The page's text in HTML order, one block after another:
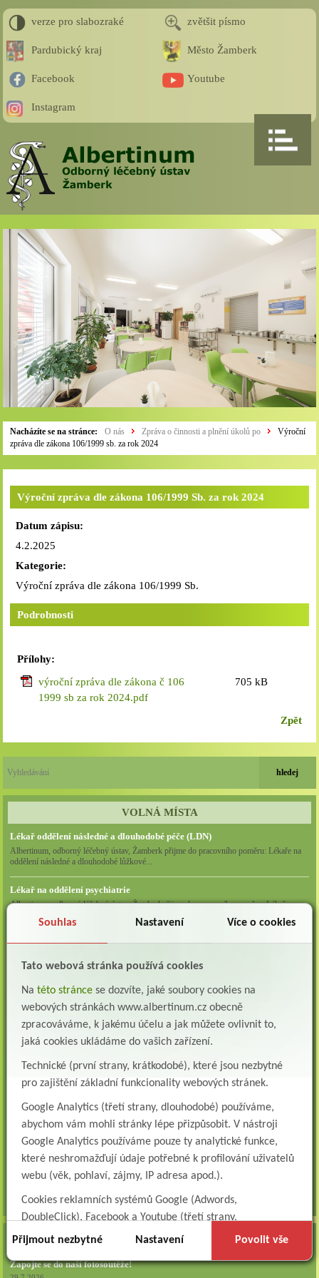
verze pro slabozraké zvětšit písmo
Pardubický kraj Město Žamberk
Facebook Youtube
Instagram
Nacházíte se na stránce: O nás Zpráva o činnosti a plnění úkolů po
Výroční
zpráva dle zákona 106/1999 sb. za rok 2024
Výroční zpráva dle zákona 106/1999 Sb. za rok 2024
Datum zápisu:
4.2.2025
Kategorie:
Výroční zpráva dle zákona 106/1999 Sb.
Podrobnosti
Přílohy:
výroční zpráva dle zákona č 106
1999 sb za rok 2024.pdf
705 kB
Zpět
VOLNÁ MÍSTA
Lékař oddělení následné a dlouhodobé péče (LDN)
Albertinum, odborný léčebný ústav, Žamberk přijme do pracovního poměru: Lékaře na
oddělení následné a dlouhodobé lůžkové...
Lékař na oddělení psychiatrie
Albertinum, odborný léčebný ústav, Žamberkpřijme do pracovního poměru: Lékaře na
Lékař oddělení pneumologie a ftizeologie (plicní oddělení)
oddělení pneumologie a ftizeologie (pl...
Všeobecná/praktická sestra na LDN
Přidejte se k nám Do našeho týmu přijmeme všeobecnou nebo praktickou sestru na
lůžkové oddělení následné a dlouhodobé pé...
Všeobecná sestra na plicní oddělení
Albertinum, odborný léčebný ústav, přijme do pracovního poměru: VŠEOBECNÁ
Logoped/klinický logoped
Albertinum, OLÚ, Žamberk přijme
KLINICKÉHO LOGOPEDA Nab...
Ergoterapeut/ka
Albertinum, odborný léčebný ústav, přijme do pracovního
poměru: ERGOTERAPEUTA, EGOTERAPEUTKU Požadujeme:odbornou způsobi...
všechna volná místa »
AKTUALITY
Zapojte se do naší fotosoutěže!
Souhlas Nastavení Více o cookies
Tato webová stránka používá cookies
Na této stránce se dozvíte, jaké soubory cookies na
webových stránkách www.albertinum.cz obecně
zpracováváme, k jakému účelu a jak můžete ovlivnit to,
jaká cookies ukládáme do vašich zařízení.
Technické (první strany, krátkodobé), které jsou nezbytné
pro zajištění základní funkcionality webových stránek.
Google Analytics (třetí strany, dlouhodobé) používáme,
abychom vám mohli stránky lépe přizpůsobit. V nástroji
Google Analytics používáme pouze ty analytické funkce,
které neshromažďují údaje potřebné k profilování uživatelů
webu (věk, pohlaví, zájmy, IP adresa apod.).
Cookies reklamních systémů Google (Adwords,
DoubleClick), Facebook a Youtube (třetí strany,
dlouhodobé). Tyto
cookiesslouží k marketingovému
například prostřednictvím personalizované reklamy na
Přijmout nezbytné Nastavení Povolit vše